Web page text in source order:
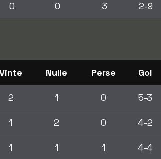
0 0 3 2-9
Vinte Nulle Perse Gol
2 1 0 5-3
1 2 0 4-2
1 1 1 4-4